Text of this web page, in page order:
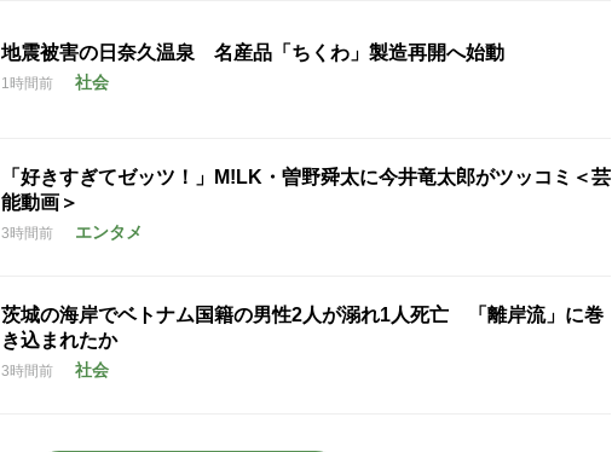
地震被害の日奈久温泉 名産品「ちくわ」製造再開へ始動
1時間前 社会
「好きすぎてゼッツ！」M!LK・曽野舜太に今井竜太郎がツッコミ＜芸
能動画＞
3時間前 エンタメ
茨城の海岸でベトナム国籍の男性2人が溺れ1人死亡 「離岸流」に巻
き込まれたか
3時間前 社会